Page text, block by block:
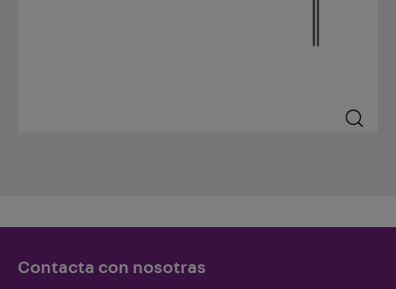
Contacta con nosotras